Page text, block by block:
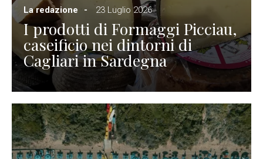
La redazione
23 Luglio 2026
I prodotti di Formaggi Picciau,
caseificio nei dintorni di
Cagliari in Sardegna